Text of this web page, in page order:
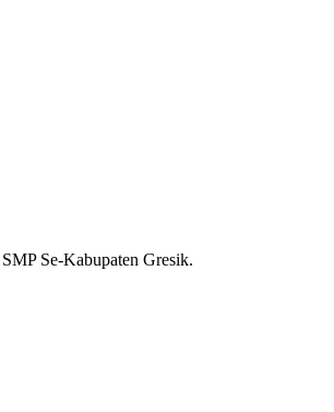
Se-Kabupaten Gresik.